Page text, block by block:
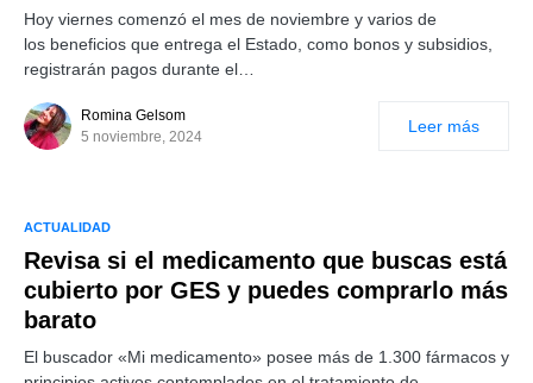
Hoy viernes comenzó el mes de noviembre y varios de
los beneficios que entrega el Estado, como bonos y subsidios,
registrarán pagos durante el…
Romina Gelsom
5 noviembre, 2024
Leer más
ACTUALIDAD
Revisa si el medicamento que buscas está
cubierto por GES y puedes comprarlo más
barato
El buscador «Mi medicamento» posee más de 1.300 fármacos y